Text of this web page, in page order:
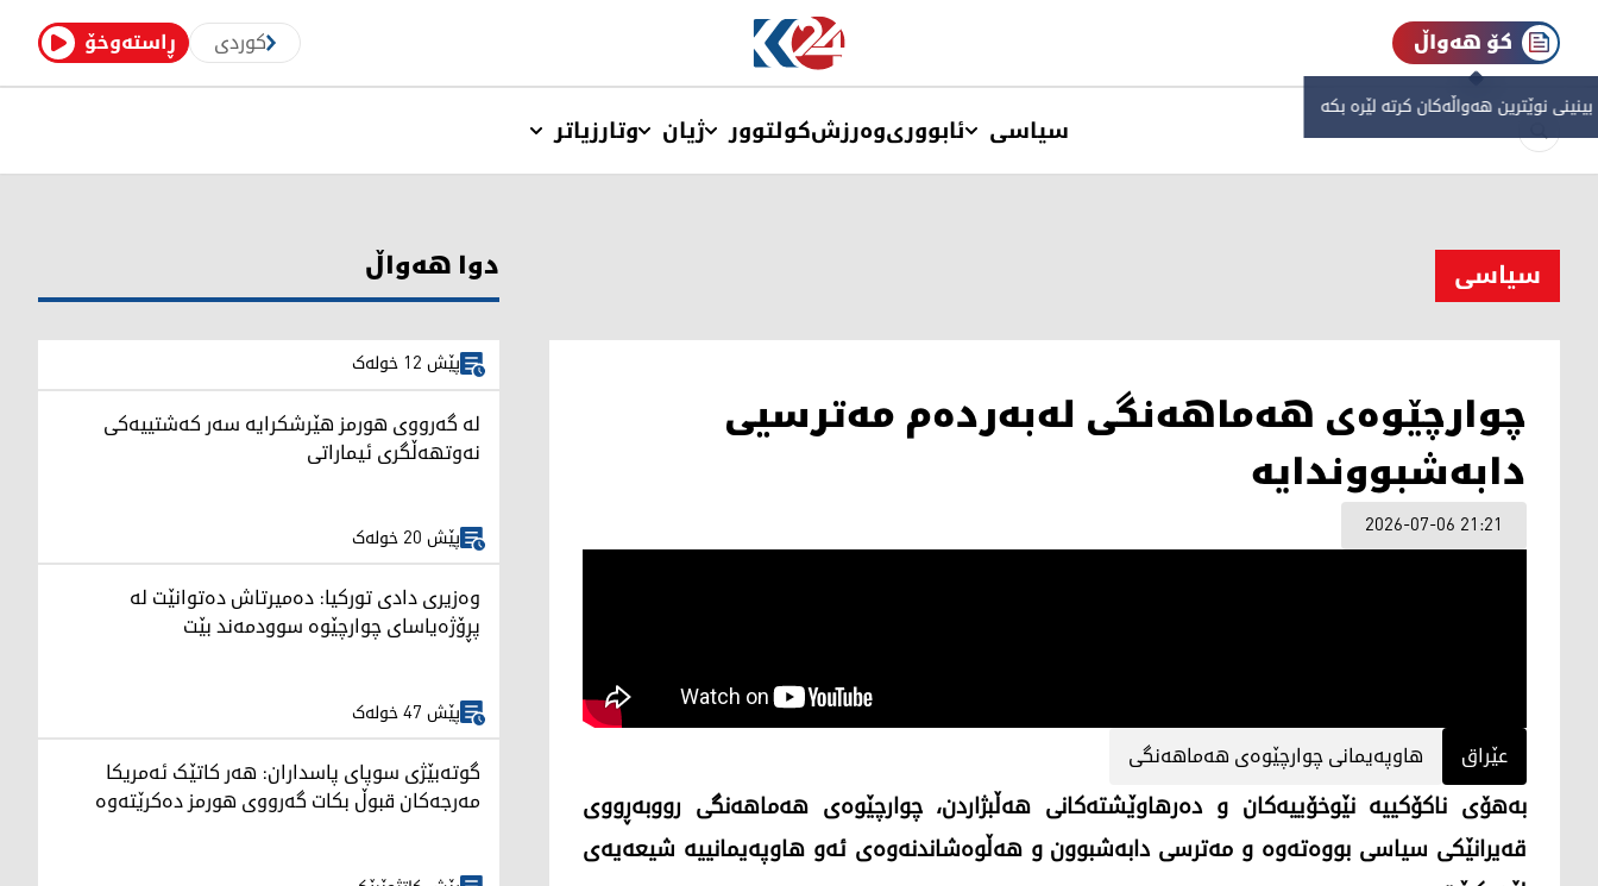
ڕاستەوخۆ کوردی کۆ هەواڵ
نوێترین هەواڵەکان کرتە لێرە بکە
سیاسی ئابووریوەرزشکولتوور ژیان وتارزیاتر
سیاسی
چوارچێوەی هەماهەنگی لەبەردەم مەترسیی
دابەشبووندایە
2026-07-06 21:21
عێراق هاوپەیمانی چوارچێوەی هەماهەنگی
بەهۆی ناکۆکییە نێوخۆییەکان و دەرهاوێشتەکانی هەڵبژاردن، چوارچێوەی هەماهەنگی رووبەڕووی
قەیرانێکی سیاسی بووەتەوە و مەترسی دابەشبوون و هەڵوەشاندنەوەی ئەو هاوپەیمانییە شیعەیەی
دوا هەواڵ
پێش 12 خولەک
لە گەرووی هورمز هێرشکرایە سەر کەشتییەکی
نەوتهەڵگری ئیماراتی
پێش 20 خولەک
وەزیری دادی تورکیا: دەمیرتاش دەتوانێت لە
پڕۆژەیاسای چوارچێوە سوودمەند بێت
پێش 47 خولەک
گوتەبێژی سوپای پاسداران: هەر کاتێک ئەمریکا
مەرجەکان قبوڵ بکات گەرووی هورمز دەکرێتەوە